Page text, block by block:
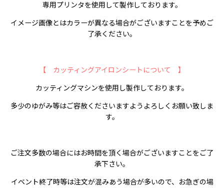
専用プリンタを使用して製作しております。
イメージ画像とはカラーが異なる場合がございますことを予めご
了承ください。
【 カッティングアイロンシートについて 】
カッティングマシンを使用し製作しております。
多少のゆがみ等はご容赦くださいますようよろしくお願い致しま
す。
ご注文多数の場合にはお時間を頂く場合がございますことをご了
承下さい。
イベント終了時等は注文が混みあう場合が多いので、お急ぎの場